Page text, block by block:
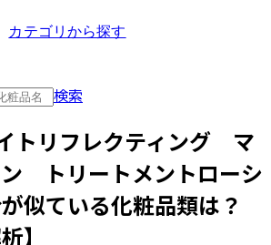
カテゴリから探す
検索
トリフレクティング マ
トリートメントローシ
似ている化粧品類は？
】